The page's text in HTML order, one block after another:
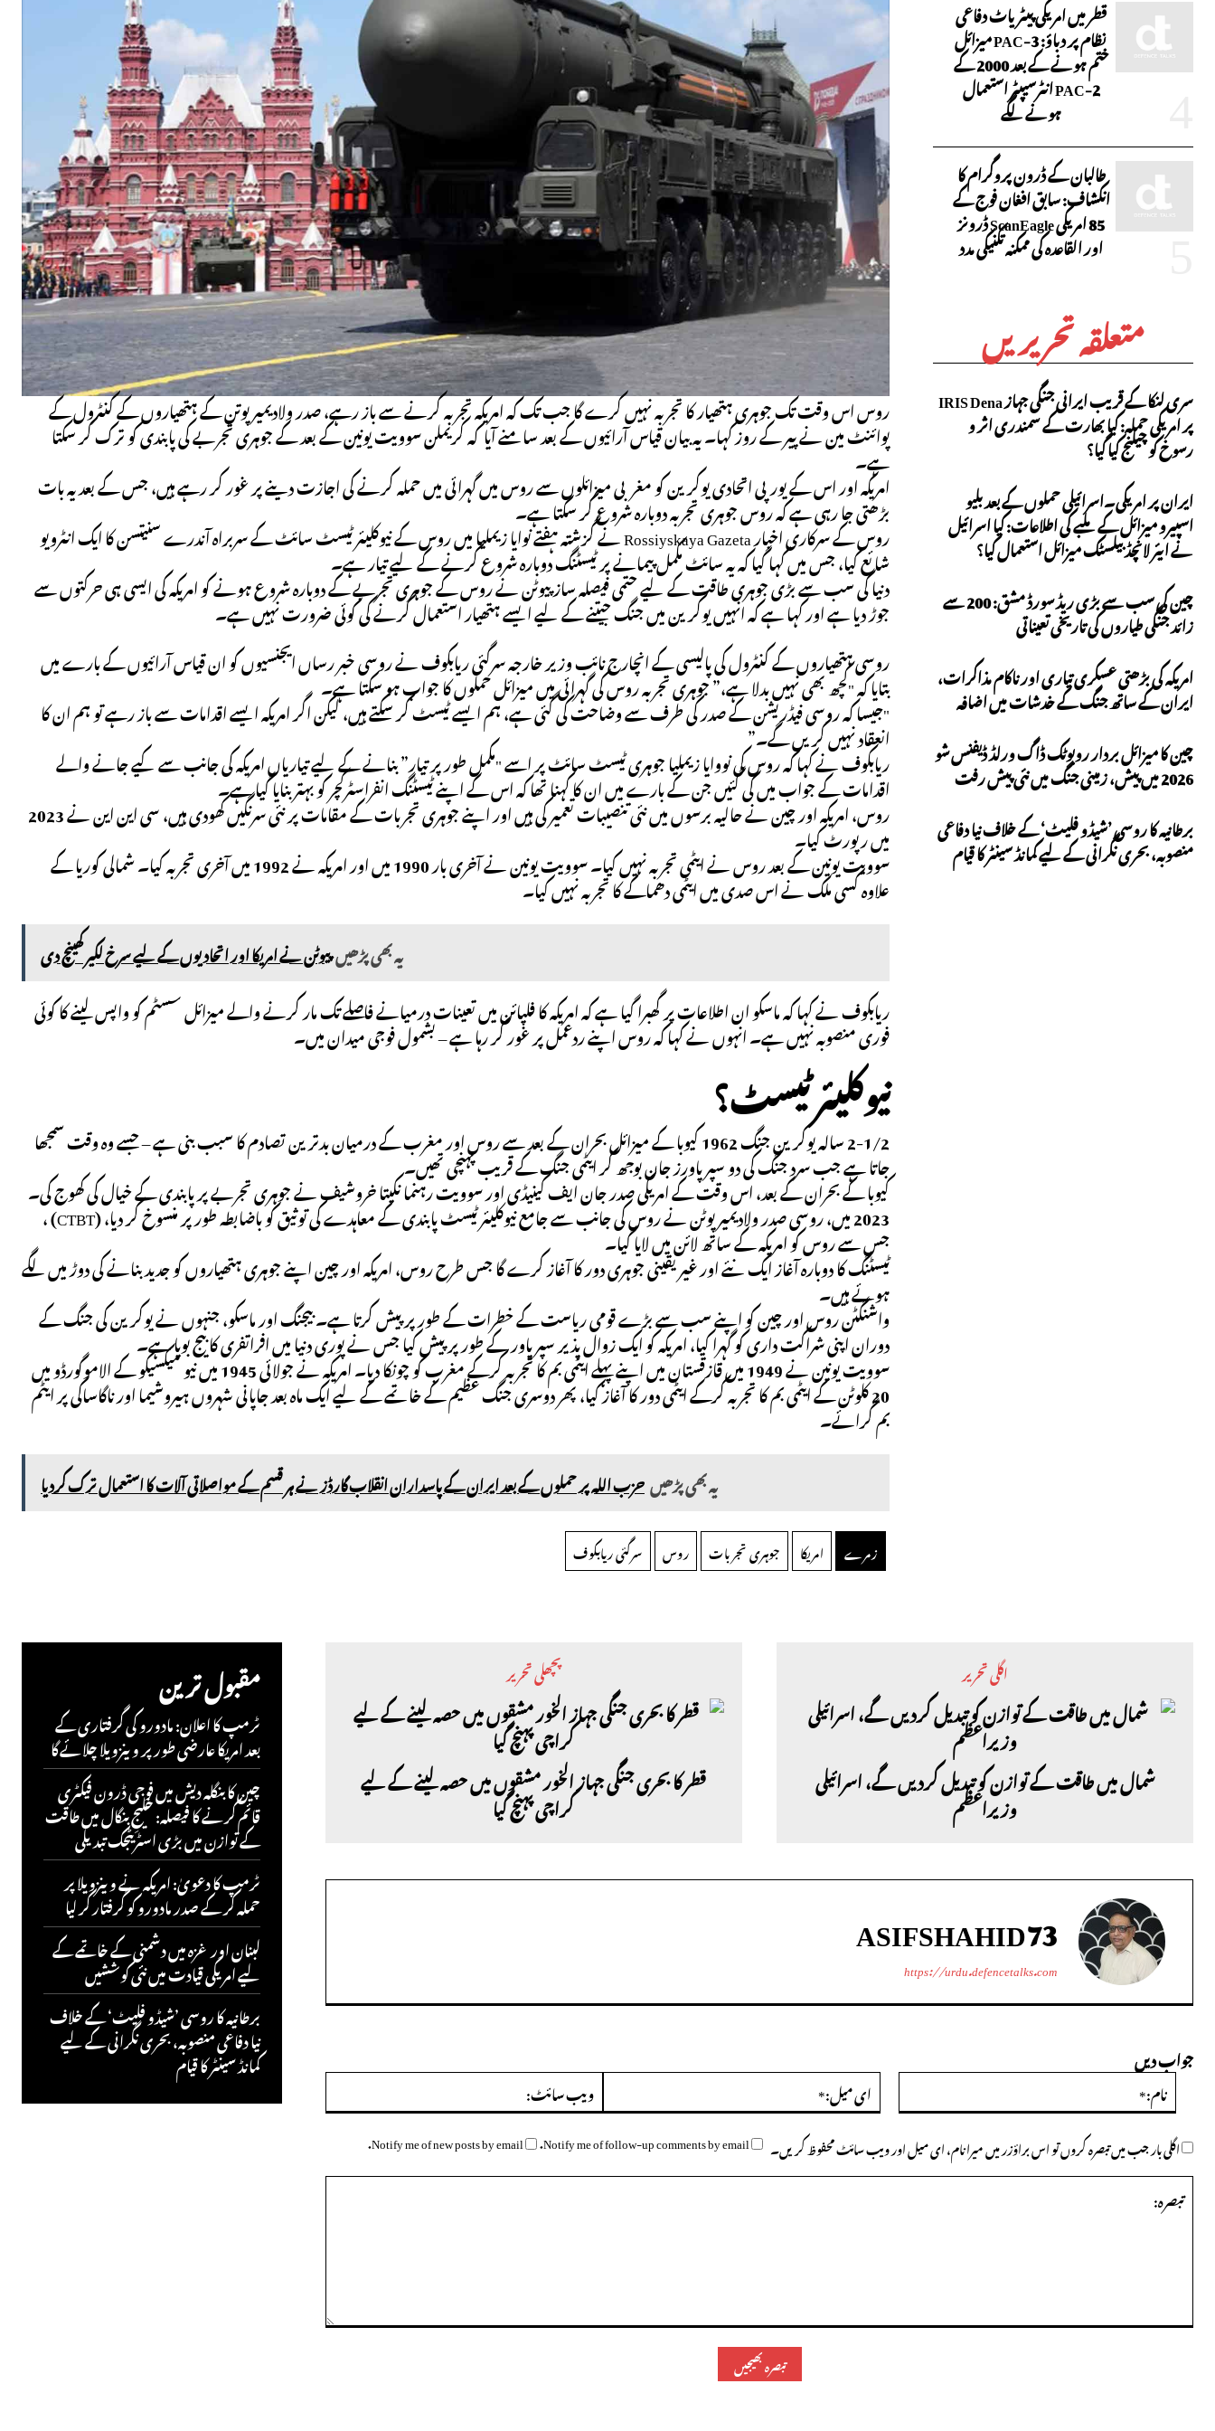
قطر میں امریکی پیٹریاٹ دفاعی
نظام پر دباؤ: PAC-3 میزائل
ختم ہونے کے بعد 2000 کے
PAC-2 انٹرسیپٹر استعمال
ہونے لگے
طالبان کے ڈرون پروگرام کا
انکشاف: سابق افغان فوج کے
85 امریکی ScanEagle ڈرونز
اور القاعدہ کی ممکنہ تکنیکی مدد
متعلقہ تحریریں
سری لنکا کے قریب ایرانی جنگی جہاز IRIS Dena
پر امریکی حملہ: کیا بھارت کے سمندری اثر و
رسوخ کو چیلنج کیا گیا؟
ایران پر امریکی۔اسرائیلی حملوں کے بعد بلیو
اسپیرو میزائل کے ملبے کی اطلاعات: کیا اسرائیل
نے ایئر لانچڈ بیلسٹک میزائل استعمال کیا؟
چین کی سب سے بڑی ریڈ سورڈ مشق: 200 سے
زائد جنگی طیاروں کی تاریخی تعیناتی
امریکہ کی بڑھتی عسکری تیاری اور ناکام مذاکرات،
ایران کے ساتھ جنگ کے خدشات میں اضافہ
چین کا میزائل بردار روبوٹک ڈاگ ورلڈ ڈیفنس شو
2026 میں پیش، زمینی جنگ میں نئی پیش رفت
برطانیہ کا روسی ’شیڈو فلیٹ‘ کے خلاف نیا دفاعی
منصوبہ، بحری نگرانی کے لیے کمانڈ سینٹر کا قیام
روس اس وقت تک جوہری ہتھیار کا تجربہ نہیں کرے گا جب تک کہ امریکہ تجربہ کرنے سے باز رہے، صدر ولادیمیر پوتن کے ہتھیاروں کے کنٹرول کے
پوائنٹ مین نے پیر کے روز کہا۔ یہ بیان قیاس آرائیوں کے بعد سامنے آیا کہ کریملن سوویت یونین کے بعد کے جوہری تجربے کی پابندی کو ترک کر سکتا
ہے۔
امریکہ اور اس کے یورپی اتحادی یوکرین کو مغربی میزائلوں سے روس میں گہرائی میں حملہ کرنے کی اجازت دینے پر غور کر رہے ہیں، جس کے بعد یہ بات
بڑھتی جا رہی ہے کہ روس جوہری تجربہ دوبارہ شروع کر سکتا ہے۔
روس کے سرکاری اخبار Rossiyskaya Gazeta نے گزشتہ ہفتے نوایا زیملیا میں روس کے نیوکلیئر ٹیسٹ سائٹ کے سربراہ آندرے سنیتسن کا ایک انٹرویو
شائع کیا، جس میں کہا گیا کہ یہ سائٹ مکمل پیمانے پر ٹیسٹنگ دوبارہ شروع کرنے کے لیے تیار ہے۔
دنیا کی سب سے بڑی جوہری طاقت کے لیے حتمی فیصلہ ساز پیوٹن نے روس کے جوہری تجربے کے دوبارہ شروع ہونے کو امریکہ کی ایسی ہی حرکتوں سے
جوڑ دیا ہے اور کہا ہے کہ انہیں یوکرین میں جنگ جیتنے کے لیے ایسے ہتھیار استعمال کرنے کی کوئی ضرورت نہیں ہے۔
روسی ہتھیاروں کے کنٹرول کی پالیسی کے انچارج نائب وزیر خارجہ سرگئی ریابکوف نے روسی خبر رساں ایجنسیوں کو ان قیاس آرائیوں کے بارے میں
بتایا کہ "کچھ بھی نہیں بدلا ہے،” جوہری تجربہ روس کی گہرائی میں میزائل حملوں کا جواب ہو سکتا ہے۔
"جیسا کہ روسی فیڈریشن کے صدر کی طرف سے وضاحت کی گئی ہے، ہم ایسے ٹیسٹ کر سکتے ہیں، لیکن اگر امریکہ ایسے اقدامات سے باز رہے تو ہم ان کا
انعقاد نہیں کریں گے۔”
ریابکوف نے کہا کہ روس کی نووایا زیملیا جوہری ٹیسٹ سائٹ پر اسے "مکمل طور پر تیار” بنانے کے لیے تیاریاں امریکہ کی جانب سے کیے جانے والے
اقدامات کے جواب میں کی گئیں جن کے بارے میں ان کا کہنا تھا کہ اس کے اپنے ٹیسٹنگ انفراسٹرکچر کو بہتر بنایا گیا ہے۔
روس، امریکہ اور چین نے حالیہ برسوں میں نئی تنصیبات تعمیر کی ہیں اور اپنے جوہری تجربات کے مقامات پر نئی سرنگیں کھودی ہیں، سی این این نے 2023
میں رپورٹ کیا۔
سوویت یونین کے بعد روس نے ایٹمی تجربہ نہیں کیا۔ سوویت یونین نے آخری بار 1990 میں اور امریکہ نے 1992 میں آخری تجربہ کیا۔ شمالی کوریا کے
علاوہ کسی ملک نے اس صدی میں ایٹمی دھماکے کا تجربہ نہیں کیا۔
یہ بھی پڑھیںپیوٹن نے امریکا اور اتحادیوں کے لیے سرخ لکیر کھینچ دی
ریابکوف نے کہا کہ ماسکو ان اطلاعات پر گھبرا گیا ہے کہ امریکہ کا فلپائن میں تعینات درمیانے فاصلے تک مار کرنے والے میزائل سسٹم کو واپس لینے کا کوئی
فوری منصوبہ نہیں ہے۔ انہوں نے کہا کہ روس اپنے ردعمل پر غور کر رہا ہے – بشمول فوجی میدان میں۔
نیوکلیئر ٹیسٹ؟
2-1/2 سالہ یوکرین جنگ 1962 کیوبا کے میزائل بحران کے بعد سے روس اور مغرب کے درمیان بدترین تصادم کا سبب بنی ہے – جسے وہ وقت سمجھا
جاتا ہے جب سرد جنگ کی دو سپر پاورز جان بوجھ کر ایٹمی جنگ کے قریب پہنچی تھیں۔
کیوبا کے بحران کے بعد، اس وقت کے امریکی صدر جان ایف کینیڈی اور سوویت رہنما نکیتا خروشیف نے جوہری تجربے پر پابندی کے خیال کی کھوج کی۔
2023 میں، روسی صدر ولادیمیر پوٹن نے روس کی جانب سے جامع نیوکلیئر ٹیسٹ پابندی کے معاہدے کی توثیق کو باضابطہ طور پر منسوخ کر دیا، (CTBT) ،
جس سے روس کو امریکہ کے ساتھ لائن میں لایا گیا۔
ٹیسٹنگ کا دوبارہ آغاز ایک نئے اور غیر یقینی جوہری دور کا آغاز کرے گا جس طرح روس، امریکہ اور چین اپنے جوہری ہتھیاروں کو جدید بنانے کی دوڑ میں لگے
ہوئے ہیں۔
واشنگٹن روس اور چین کو اپنے سب سے بڑے قومی ریاست کے خطرات کے طور پر پیش کرتا ہے۔ بیجنگ اور ماسکو، جنہوں نے یوکرین کی جنگ کے
دوران اپنی شراکت داری کو گہرا کیا، امریکہ کو ایک زوال پذیر سپر پاور کے طور پر پیش کیا جس نے پوری دنیا میں افراتفری کا بیج بویا ہے۔
سوویت یونین نے 1949 میں قازقستان میں اپنے پہلے ایٹمی بم کا تجربہ کرکے مغرب کو چونکا دیا۔ امریکہ نے جولائی 1945 میں نیو میکسیکو کے الاموگورڈو میں
20 کلوٹن کے ایٹمی بم کا تجربہ کرکے ایٹمی دور کا آغاز کیا، پھر دوسری جنگ عظیم کے خاتمے کے لیے ایک ماہ بعد جاپانی شہروں ہیروشیما اور ناگاساکی پر ایٹم
بم گرائے۔
یہ بھی پڑھیںحزب اللہ پر حملوں کے بعد ایران کے پاسداران انقلاب گارڈز نے ہر قسم کے مواصلاتی آلات کا استعمال ترک کردیا
زمرے امریکا جوہری تجربات روس سرگئی ریابکوف
پچھلی تحریر
قطر کا بحری جنگی جہاز الخور مشقوں میں حصہ لینے کے لیے
کراچی پہنچ گیا
اگلی تحریر
شمال میں طاقت کے توازن کو تبدیل کردیں گے، اسرائیلی
وزیراعظم
ASIFSHAHID73
https://urdu.defencetalks.com
جواب دیں
تبصرہ:
نام:* ای
میل:*
ویب
اگلی بار جب میں تبصرہ کروں تو اس براؤزر میں میرا نام، ای میل اور ویب سائٹ محفوظ کریں۔ Notify me of follow-up comments by email.
Notify me of new posts by email.
مقبول ترین
ٹرمپ کا اعلان: مادورو کی گرفتاری کے
بعد امریکا عارضی طور پر وینزویلا چلائے گا
چین کا بنگلہ دیش میں فوجی ڈرون فیکٹری
قائم کرنے کا فیصلہ: خلیجِ بنگال میں طاقت
کے توازن میں بڑی اسٹریٹجک تبدیلی
ٹرمپ کا دعویٰ: امریکہ نے وینزویلا پر
حملہ کر کے صدر مادورو کو گرفتار کر لیا
لبنان اور غزہ میں دشمنی کے خاتمے کے
لیے امریکی قیادت میں نئی کوششیں
برطانیہ کا روسی ’شیڈو فلیٹ‘ کے خلاف
نیا دفاعی منصوبہ، بحری نگرانی کے لیے
کمانڈ سینٹر کا قیام